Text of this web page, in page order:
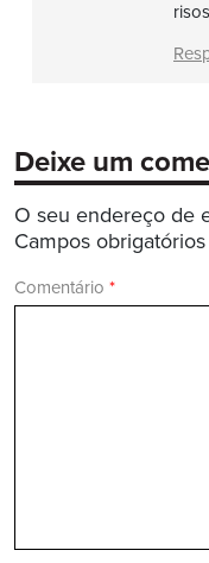
risos
Deixe um
O seu endereço de
Campos
Comentário *